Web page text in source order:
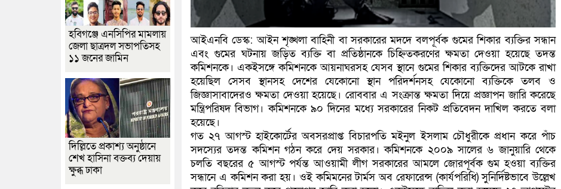
আইএনবি ডেস্ক: আইন শৃঙ্খলা বাহিনী বা সরকারের মদদে বলপূর্বক গুমের শিকার ব্যক্তির সন্ধান
এবং গুমের ঘটনায় জড়িত ব্যক্তি বা প্রতিষ্ঠানকে চিহ্নিতকরণের ক্ষমতা দেওয়া হয়েছে তদন্ত
কমিশনকে। একইসঙ্গে কমিশনকে আয়নাঘরসহ যেসব স্থানে গুমের শিকার ব্যক্তিদের আটকে রাখা
হয়েছিল সেসব স্থানসহ দেশের যেকোনো স্থান পরিদর্শনসহ যেকোনো ব্যক্তিকে তলব ও
জিজ্ঞাসাবাদেরও ক্ষমতা দেওয়া হয়েছে। রোববার এ সংক্রান্ত ক্ষমতা দিয়ে প্রজ্ঞাপন জারি করেছে
মন্ত্রিপরিষদ বিভাগ। কমিশনকে ৯০ দিনের মধ্যে সরকারের নিকট প্রতিবেদন দাখিল করতে বলা
হয়েছে।
গত ২৭ আগস্ট হাইকোর্টের অবসরপ্রাপ্ত বিচারপতি মইনুল ইসলাম চৌধুরীকে প্রধান করে পাঁচ
সদস্যের তদন্ত কমিশন গঠন করে দেয় সরকার। কমিশনকে ২০০৯ সালের ৬ জানুয়ারি থেকে
চলতি বছরের ৫ আগস্ট পর্যন্ত আওয়ামী লীগ সরকারের আমলে জোরপূর্বক গুম হওয়া ব্যক্তির
সন্ধানে এ কমিশন করা হয়। ওই কমিমনের টার্মস অব রেফারেন্স (কার্যপরিধি) সুনির্দিষ্টভাবে উল্লেখ
হবিগঞ্জে এনসিপির মামলায়
জেলা ছাত্রদল সভাপতিসহ
১১ জনের জামিন
দিল্লিতে প্রকাশ্য অনুষ্ঠানে
শেখ হাসিনা বক্তব্য দেয়ায়
ক্ষুব্ধ ঢাকা